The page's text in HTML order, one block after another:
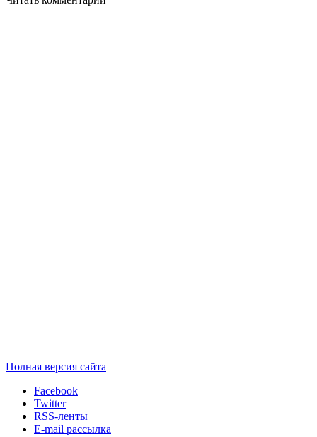
Полная версия сайта
Facebook
Twitter
RSS-ленты
E-mail рассылка